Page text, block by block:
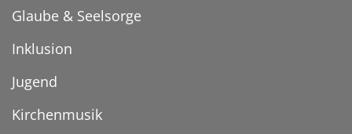
Glaube & Seelsorge
Inklusion
Jugend
Kirchenmusik